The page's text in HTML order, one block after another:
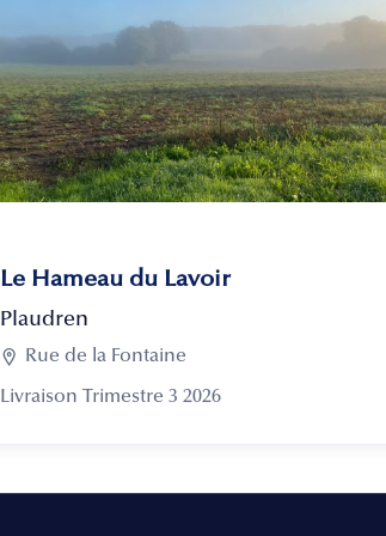
Le Hameau du Lavoir
Plaudren
 Rue de la Fontaine
Livraison Trimestre 3 2026